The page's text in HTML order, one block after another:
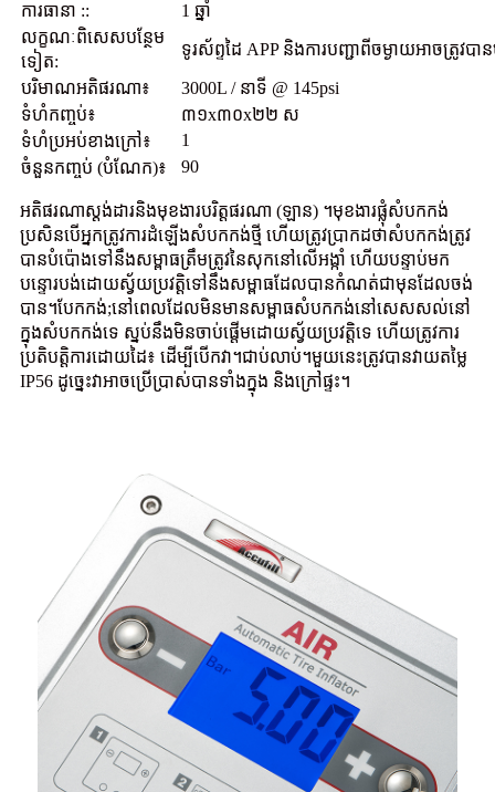
ការធានា ::
1 ឆ្នាំ
លក្ខណៈ​ពិសេស​បន្ថែម​
ទៀត:
ទូរស័ព្ទដៃ APP និងការបញ្ជាពីចម្ងាយអាចត្រូវបាន
បរិមាណអតិផរណា៖
3000L / នាទី @ 145psi
ទំហំកញ្ចប់៖
៣១x៣០x២២ ស
ទំហំប្រអប់ខាងក្រៅ៖
1
ចំនួនកញ្ចប់ (បំណែក)៖
90
អតិផរណាស្តង់ដារនិងមុខងារបរិត្តផរណា (ឡាន) ។មុខងារផ្លុំសំបកកង់
ប្រសិនបើអ្នកត្រូវការដំឡើងសំបកកង់ថ្មី ហើយត្រូវប្រាកដថាសំបកកង់ត្រូវ
បានបំប៉ោងទៅនឹងសម្ពាធត្រឹមត្រូវនៃសុកនៅលើអង្កាំ ហើយបន្ទាប់មក
បន្ទោរបង់ដោយស្វ័យប្រវត្តិទៅនឹងសម្ពាធដែលបានកំណត់ជាមុនដែលចង់
បាន។បែកកង់;នៅពេលដែលមិនមានសម្ពាធសំបកកង់នៅសេសសល់នៅ
ក្នុងសំបកកង់ទេ ស្នប់នឹងមិនចាប់ផ្តើមដោយស្វ័យប្រវត្តិទេ ហើយត្រូវការ
ប្រតិបត្តិការដោយដៃ៖ ដើម្បីបើកវា។ជាប់លាប់។មួយនេះត្រូវបានវាយតម្លៃ
IP56 ដូច្នេះវាអាចប្រើប្រាស់បានទាំងក្នុង និងក្រៅផ្ទះ។